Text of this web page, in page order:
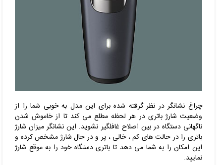
چراغ نشانگر در نظر گرفته شده برای این مدل به خوبی شما را از
وضعیت شارژ باتری در هر لحظه مطلع می کند تا از خاموش شدن
ناگهانی دستگاه در بین اصلاح غافلگیر نشوید. این نشانگر میزان شارژ
باتری را در حالت های کم ، خالی ، پر و در حال شارژ مشخص کرده و
این امکان را به شما می دهد تا باتری دستگاه خود را به موقع شارژ
نمایید.